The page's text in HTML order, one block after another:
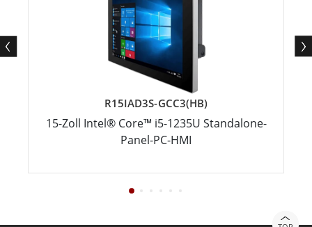
R15IAD3S-GCC3(HB)
15-Zoll Intel® Core™ i5-1235U Standalone-
Panel-PC-HMI